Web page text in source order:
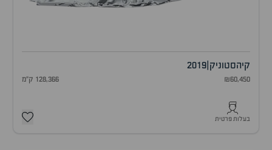
קיהסטוניק 2019
₪60,450 128,366 ק"מ
בעלות פרטית